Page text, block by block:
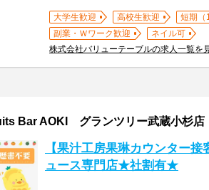
大学生歓迎 高校生歓迎
短期（
副業・Ｗワーク歓迎
ネイル可
株式会社バリューテーブルの求人一覧を
Bar AOKI グランツリー武蔵小杉店
【果汁工房果琳カウンター
ュース専門店★社割有★